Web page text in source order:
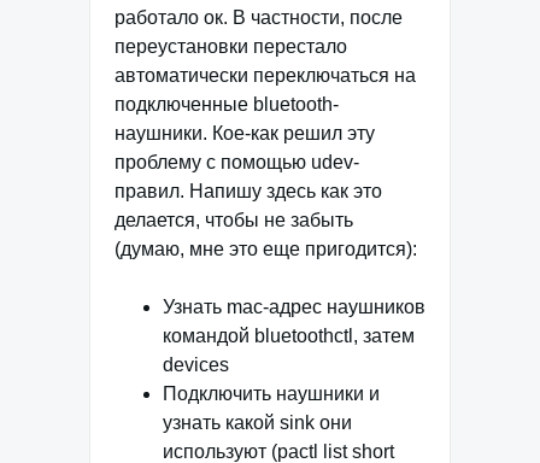
работало ок. В частности, после
переустановки перестало
автоматически переключаться на
подключенные bluetooth-
наушники. Кое-как решил эту
проблему с помощью udev-
правил. Напишу здесь как это
делается, чтобы не забыть
(думаю, мне это еще пригодится):
Узнать mac-адрес наушников
командой bluetoothctl, затем
devices
Подключить наушники и
узнать какой sink они
используют (pactl list short